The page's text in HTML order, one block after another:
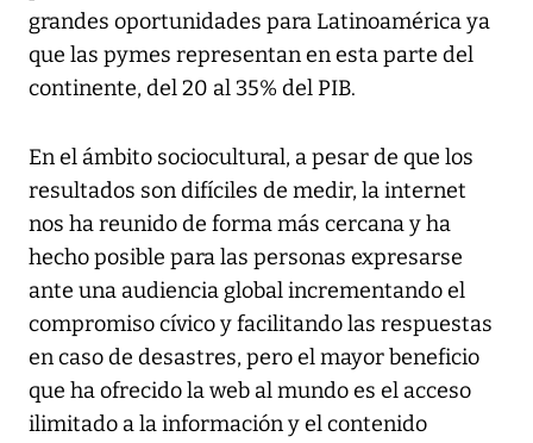
grandes oportunidades para Latinoamérica ya
que las pymes representan en esta parte del
continente, del 20 al 35% del PIB.
En el ámbito sociocultural, a pesar de que los
resultados son difíciles de medir, la internet
nos ha reunido de forma más cercana y ha
hecho posible para las personas expresarse
ante una audiencia global incrementando el
compromiso cívico y facilitando las respuestas
en caso de desastres, pero el mayor beneficio
que ha ofrecido la web al mundo es el acceso
ilimitado a la información y el contenido